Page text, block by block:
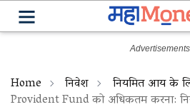
Home निवेश नियमित आय के
Provident Fund को अधिकतम करना: